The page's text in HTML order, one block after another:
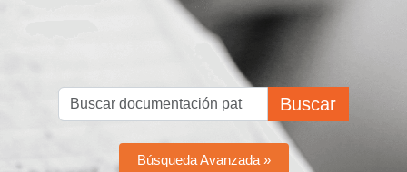
Buscar
Búsqueda Avanzada »